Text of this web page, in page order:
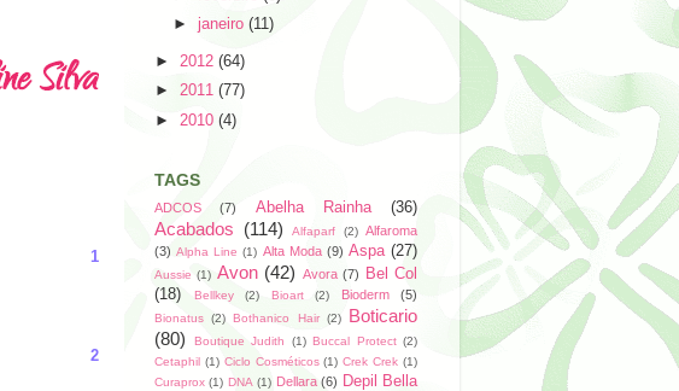
1
2
►janeiro(11)
► 2012 (64)
► 2011 (77)
► 2010 (4)
TAGS
ADCOS (7) Abelha Rainha (36)
Acabados (114) Alfaparf (2) Alfaroma
(3) Alpha Line (1) Alta Moda (9) Aspa (27)
Aussie (1) Avon (42) Avora (7)
Bel Col
(18)
Bellkey (2) Bioart (2) Bioderm (5)
Bionatus (2) Bothanico Hair (2)
Boticario
(80)
Boutique Judith (1) Buccal Protect (2)
Cetaphil (1) Ciclo Cosméticos (1) Crek Crek (1)
Curaprox (1) DNA (1) Dellara (6) Depil Bella